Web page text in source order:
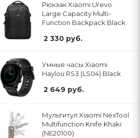
Рюкзак Xiaomi Urevo
Large Capacity Multi-
Function Backpack Black
2 330 руб.
Умные часы Xiaomi
Haylou RS3 (LS04) Black
2 649 руб.
Мультитул Xiaomi NexTool
Multifunction Knife Khaki
(NE20100)